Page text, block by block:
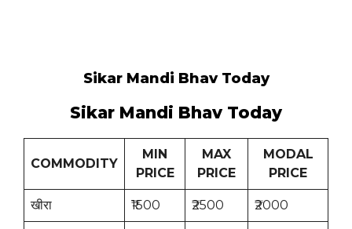
Sikar Mandi Bhav Today
Sikar Mandi Bhav Today
COMMODITY
MIN
PRICE
MAX
PRICE
MODAL
PRICE
खीरा ₹1500 ₹2500 ₹2000